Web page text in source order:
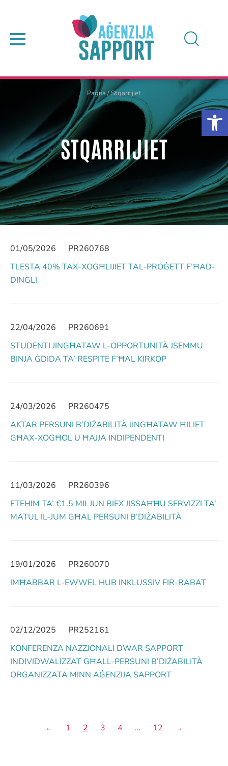
Paġna/Stqarrijiet
STQARRIJIET
01/05/2026
PR260768
TLESTA 40% TAX-XOGĦLIJIET TAL-PROĠETT F’ĦAD-
DINGLI
22/04/2026
PR260691
STUDENTI JINGĦATAW L-OPPORTUNITÀ JSEMMU
BINJA ĠDIDA TA’ RESPITE F’ĦAL KIRKOP
24/03/2026
PR260475
AKTAR PERSUNI B’DIŻABILITÀ JINGĦATAW ĦILIET
GĦAX-XOGĦOL U ĦAJJA INDIPENDENTI
11/03/2026
PR260396
FTEHIM TA’ €1.5 MILJUN BIEX JISSAĦĦU SERVIZZI TA’
MATUL IL-JUM GĦAL PERSUNI B’DIŻABILITÀ
19/01/2026
PR260070
IMĦABBAR L-EWWEL HUB INKLUSSIV FIR-RABAT
02/12/2025
PR252161
KONFERENZA NAZZJONALI DWAR SAPPORT
INDIVIDWALIZZAT GĦALL-PERSUNI B’DIŻABILITÀ
ORGANIZZATA MINN AĠENZIJA SAPPORT
← 1 2 3 4 … 12 →